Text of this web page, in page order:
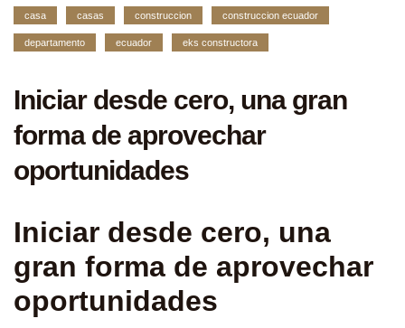
casa casas construccion construccion ecuador
departamento ecuador eks constructora
Iniciar desde cero, una gran
forma de aprovechar
oportunidades
Iniciar desde cero, una
gran forma de aprovechar
oportunidades